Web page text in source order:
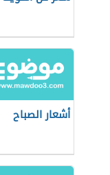
أشعار الصباح